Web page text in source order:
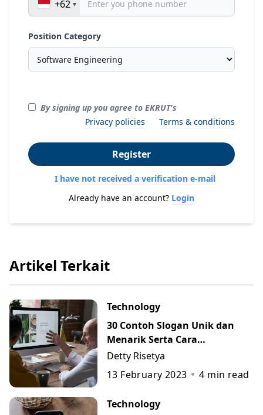
+62
Position Category
By signing up you agree to EKRUT's
Privacy policies
Terms & conditions
Register
I have not received a verification e-mail
Already have an account? Login
Artikel Terkait
Technology
30 Contoh Slogan Unik dan
Menarik Serta Cara
Membuatnya
Detty Risetya
13 February 2023
4 min read
Technology